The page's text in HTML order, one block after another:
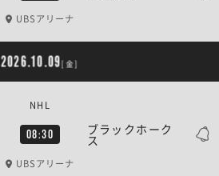
UBSアリーナ
2026.10.09[金]
08:30 ブラックホーク
ス
NHL
UBSアリーナ